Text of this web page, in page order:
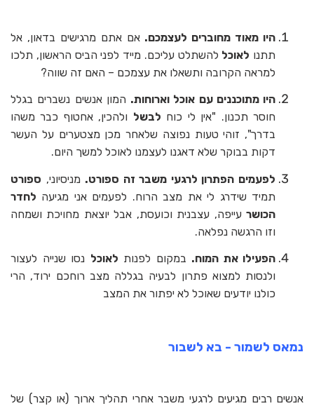
היו מאוד מחוברים לעצמכם. אם אתם מרגישים בדאון, אל
תתנו לאוכל להשתלט עליכם. מייד לפני הביס הראשון, תלכו
למראה הקרובה ותשאלו את עצמכם – האם זה שווה?
היו מתוכננים עם אוכל וארוחות. המון אנשים נשברים בגלל
חוסר תכנון. "אין לי כוח לבשל ולהכין, אחטוף כבר משהו
בדרך", זוהי טעות נפוצה שלאחר מכן מצטערים על העשר
דקות בבוקר שלא דאגנו לעצמנו לאוכל למשך היום.
לפעמים הפתרון לרגעי משבר זה ספורט. מניסיוני, ספורט
תמיד שידרג לי את מצב הרוח. לפעמים אני מגיעה לחדר
הכושר עייפה, עצבנית וכועסת, אבל יוצאת מחויכת ושמחה
וזו הרגשה נפלאה.
הפעילו את המוח. במקום לפנות לאוכל נסו שנייה לעצור
ולנסות למצוא פתרון לבעיה בגללה מצב רוחכם ירוד, הרי
כולנו יודעים שאוכל לא יפתור את המצב
נמאס לשמור - בא לשבור
אנשים רבים מגיעים לרגעי משבר אחרי תהליך ארוך (או קצר) של